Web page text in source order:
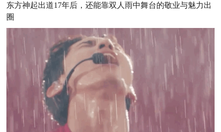
东方神起出道17年后，还能靠双人雨中舞台的敬业与魅力出
圈